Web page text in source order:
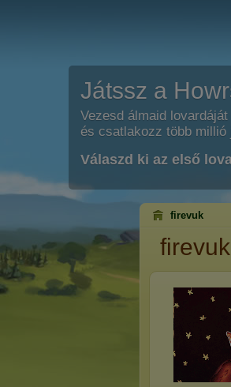
Játssz a
Vezesd álmaid lovardáját
és csatlakozz több millió
Válaszd ki az első
firevuk
firevuk